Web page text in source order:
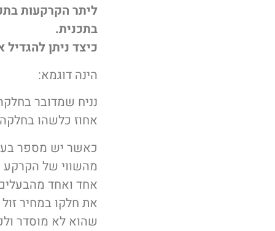
ליתר הקרקעות
בתכנית.
כיצד ניתן להגדיל
הינה דוגמא:
נניח שמדובר
אחוז כלשהו
כאשר יש מספר
מהשווי של הקרקע
אחד ואחד
את חלקו במחיר
שהוא לא מוסדר